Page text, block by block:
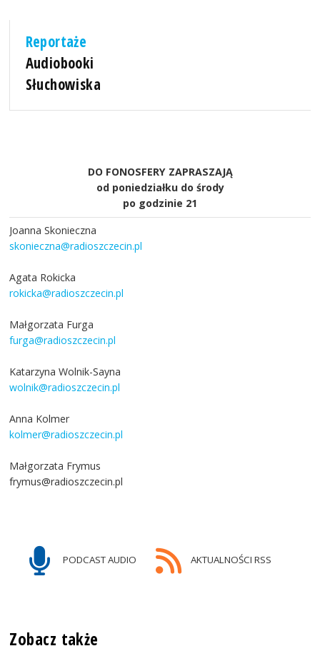
Reportaże
Audiobooki
Słuchowiska
DO FONOSFERY ZAPRASZAJĄ
od poniedziałku do środy
po godzinie 21
Joanna Skonieczna
skonieczna@radioszczecin.pl
Agata Rokicka
rokicka@radioszczecin.pl
Małgorzata Furga
furga@radioszczecin.pl
Katarzyna Wolnik-Sayna
wolnik@radioszczecin.pl
Anna Kolmer
kolmer@radioszczecin.pl
Małgorzata Frymus
frymus@radioszczecin.pl
PODCAST AUDIO AKTUALNOŚCI RSS
Zobacz także